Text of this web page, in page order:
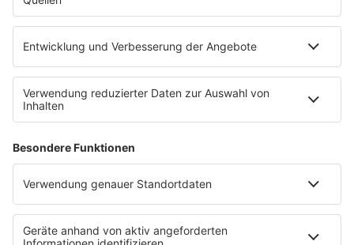
eröffnet. Direkt an der Medizinischen Klinik bietet es
E-Bikes über eine Photovoltaikanlage auf dem …